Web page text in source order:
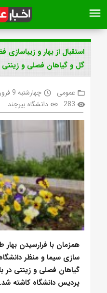
menu
استقبال از بهار و
گل و گیاهان فصلی و زینتی
folder_open عمومی access_time چهارشنبه 9 فروردین 1402 ساعت 13:19
visibility
283
link دانشگاه بیرجند
همزمان با فرارسیدن
سازی سیما و‌ منظر
گیاهان فصلی و زینتی در
پردیس دانشگاه کاشته شد.